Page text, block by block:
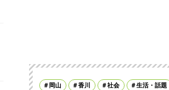
岡山 香川 社会 生活・話題